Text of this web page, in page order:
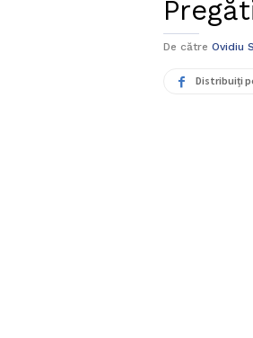
De către Ovidiu
Distribuiți